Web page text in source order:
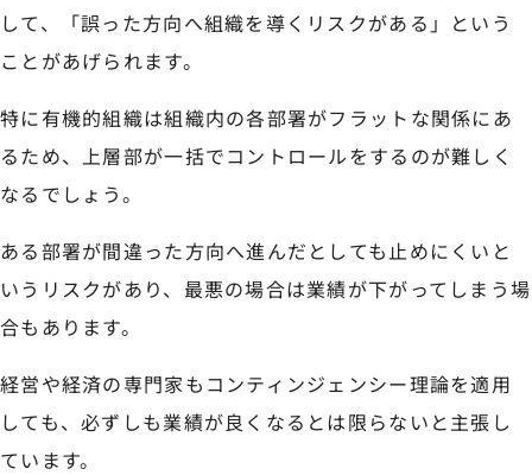
して、「誤った方向へ組織を導くリスクがある」という
ことがあげられます。
特に有機的組織は組織内の各部署がフラットな関係にあ
るため、上層部が一括でコントロールをするのが難しく
なるでしょう。
ある部署が間違った方向へ進んだとしても止めにくいと
いうリスクがあり、最悪の場合は業績が下がってしまう場
合もあります。
経営や経済の専門家もコンティンジェンシー理論を適用
しても、必ずしも業績が良くなるとは限らないと主張し
ています。